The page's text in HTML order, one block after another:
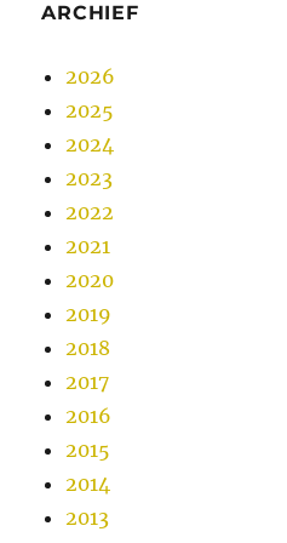
ARCHIEF
2026
2025
2024
2023
2022
2021
2020
2019
2018
2017
2016
2015
2014
2013